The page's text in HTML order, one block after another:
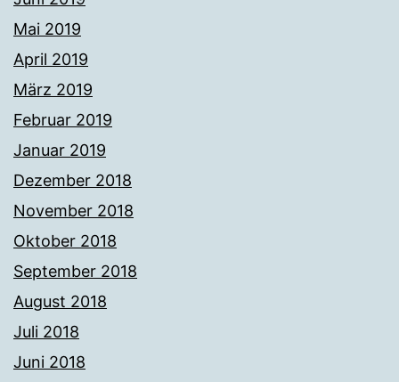
Mai 2019
April 2019
März 2019
Februar 2019
Januar 2019
Dezember 2018
November 2018
Oktober 2018
September 2018
August 2018
Juli 2018
Juni 2018